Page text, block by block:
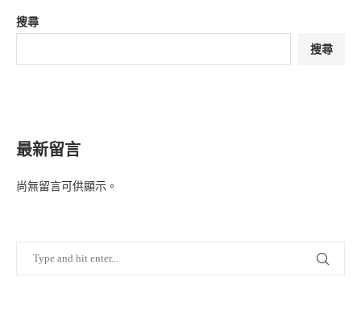
搜尋
搜尋
最新留言
尚無留言可供顯示。